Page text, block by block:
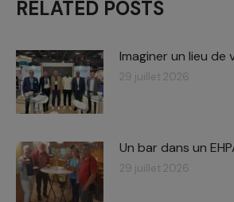
RELATED POSTS
Imaginer un lieu de
29 juillet 2026
Un bar dans un
29 juillet 2026